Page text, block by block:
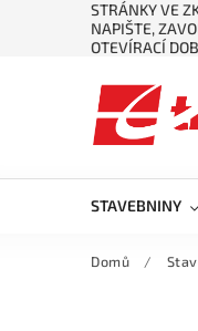
STRÁNKY VE
NAPIŠTE,
OTEVÍRACÍ
STAVEBNINY
Domů /